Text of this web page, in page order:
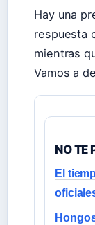
Hay una
respuesta
mientras
Vamos a
NO TE
El